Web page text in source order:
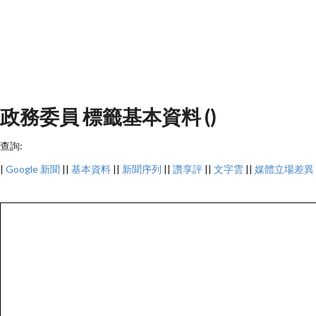
政務委員 標籤基本資料 ()
查詢:
| Google 新聞 || 基本資料 || 新聞序列 || 讚享評 || 文字雲 || 媒體立場差異